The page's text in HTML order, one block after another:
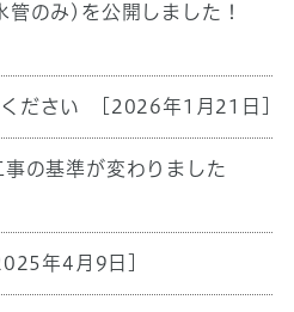
のみ)を公開しました！
ださい [2026年1月21日]
の基準が変わりました
年4月9日]